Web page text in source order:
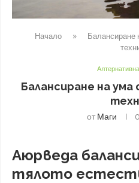
Начало »
Балансиране
Балансиране на
от Маги
Аюрведа
тялото